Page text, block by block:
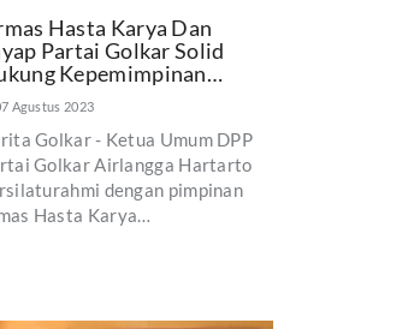
Hasta Karya Dan
Partai Golkar Solid
Kepemimpinan…
Agustus 2023
Golkar - Ketua Umum DPP
Golkar Airlangga Hartarto
dengan pimpinan
Hasta Karya…